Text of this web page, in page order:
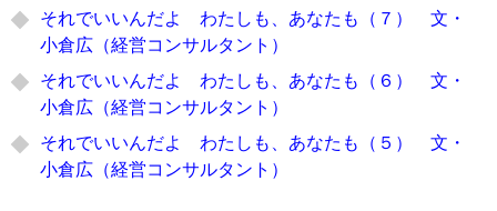
それでいいんだよ わたしも、あなたも（７） 文・
小倉広（経営コンサルタント）
それでいいんだよ わたしも、あなたも（６） 文・
小倉広（経営コンサルタント）
それでいいんだよ わたしも、あなたも（５） 文・
小倉広（経営コンサルタント）